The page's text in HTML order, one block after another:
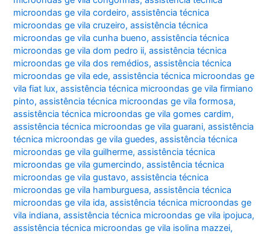
microondas ge vila cordeiro,assistência técnica
microondas ge vila cruzeiro,assistência técnica
microondas ge vila cunha bueno,assistência técnica
microondas ge vila dom pedro ii,assistência técnica
microondas ge vila dos remédios,assistência técnica
microondas ge vila ede,assistência técnica microondas ge
vila fiat lux,assistência técnica microondas ge vila firmiano
pinto,assistência técnica microondas ge vila formosa,
assistência técnica microondas ge vila gomes cardim,
assistência técnica microondas ge vila guarani,assistência
técnica microondas ge vila guedes,assistência técnica
microondas ge vila guilherme,assistência técnica
microondas ge vila gumercindo,assistência técnica
microondas ge vila gustavo,assistência técnica
microondas ge vila hamburguesa,assistência técnica
microondas ge vila ida,assistência técnica microondas ge
vila indiana,assistência técnica microondas ge vila ipojuca,
assistência técnica microondas ge vila isolina mazzei,